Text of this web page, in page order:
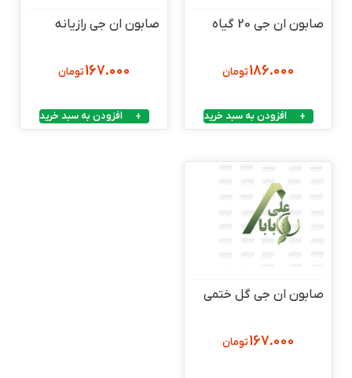
صابون ان جی 20 گیاه
186.000تومان
افزودن به سبد خرید
صابون ان جی رازیانه
167.000تومان
افزودن به سبد خرید
صابون ان جی گل ختمی
167.000تومان